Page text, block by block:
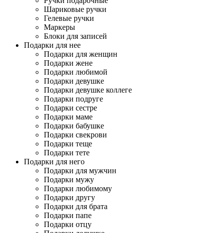
Шариковые ручки
Гелевые ручки
Маркеры
Блоки для записей
Подарки для нее
Подарки для женщин
Подарки жене
Подарки любимой
Подарки девушке
Подарки девушке коллеге
Подарки подруге
Подарки сестре
Подарки маме
Подарки бабушке
Подарки свекрови
Подарки теще
Подарки тете
Подарки для него
Подарки для мужчин
Подарки мужу
Подарки любимому
Подарки другу
Подарки для брата
Подарки папе
Подарки отцу